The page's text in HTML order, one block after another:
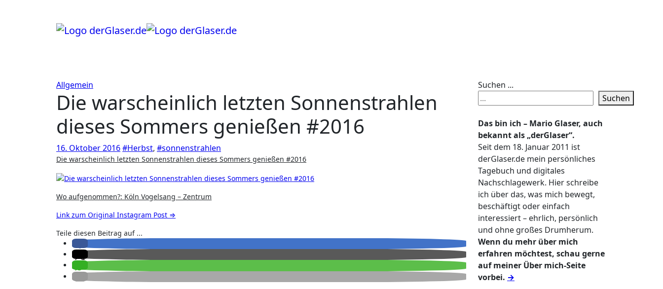
Allgemein
Die warscheinlich letzten Sonnenstrahlen
dieses Sommers genießen #2016
16. Oktober 2016#Herbst, #sonnenstrahlen
Die warscheinlich letzten Sonnenstrahlen dieses Sommers genießen #2016
Wo aufgenommen?: Köln Vogelsang – Zentrum
Link zum Original Instagram Post ⇒
Teile diesen Beitrag auf ...
Suchen ...
Suchen
Das bin ich – Mario Glaser, auch
bekannt als „derGlaser“.
Seit dem 18. Januar 2011 ist
derGlaser.de mein persönliches
Tagebuch und digitales
Nachschlagewerk. Hier schreibe
ich über das, was mich bewegt,
beschäftigt oder einfach
interessiert – ehrlich, persönlich
und ohne großes Drumherum.
Wenn du mehr über mich
erfahren möchtest, schau gerne
auf meiner Über mich-Seite
vorbei. →